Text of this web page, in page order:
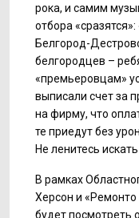
рока, и самим
отбора
Белгород-
белгородцев –
«премьеровцам»
выписали счет за
на фирму, что
те приедут без
Не ленитесь
В рамках
Херсон и «Ремонто
будет посмотреть